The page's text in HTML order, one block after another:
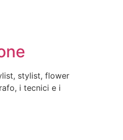
stylist, flower
i tecnici e i